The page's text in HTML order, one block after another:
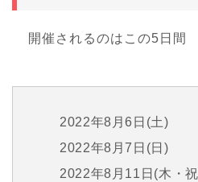
開催されるのはこの5日間
2022年8月6日(土)
2022年8月7日(日)
2022年8月11日(木・